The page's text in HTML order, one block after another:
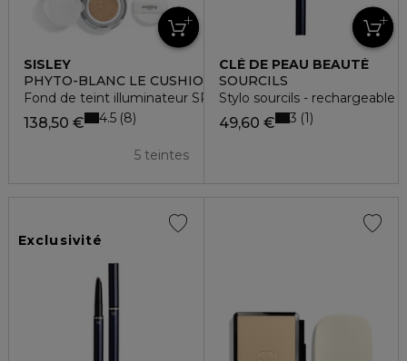
SISLEY
PHYTO-BLANC LE CUSHION
Fond de teint illuminateur SPF50+
138,50 €
5 teintes
4.5 8
CLÉ DE PEAU BEAUTÉ
SOURCILS
Stylo sourcils - rechargeable
49,60 € 3 1
Exclusivité